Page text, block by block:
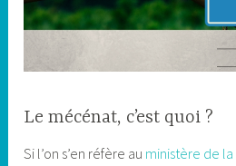
Le mécénat, c’est quoi ?
Si l’on s’en réfère au ministère de